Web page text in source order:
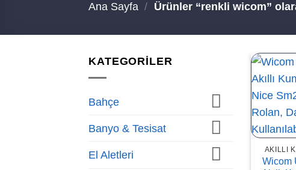
Ana Sayfa / Ürünler “renkli wicom”
KATEGORİLER
Bahçe
Banyo & Tesisat
El Aletleri AKILLI
Wicom